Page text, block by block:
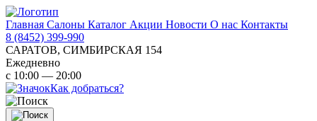
Главная Салоны Каталог Акции Новости О нас Контакты
8 (8452) 399-990
САРАТОВ, СИМБИРСКАЯ 154
Ежедневно
с 10:00 — 20:00
Как добраться?